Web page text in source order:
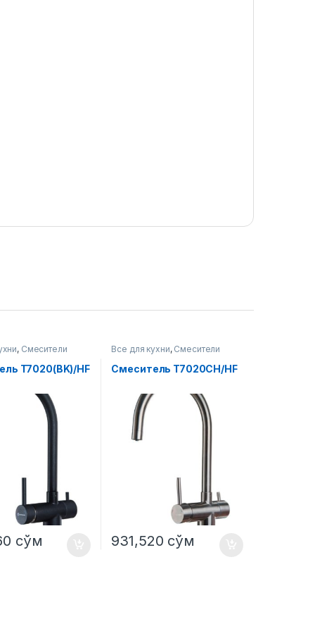
, Смесители
T7020(BK)/HF
сўм
Все для кухни, Смесители
Смеситель T7020CH/HF
931,520 сўм